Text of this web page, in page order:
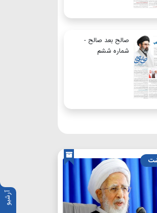
آرشیو
صالح بعد صالح -
شماره ششم